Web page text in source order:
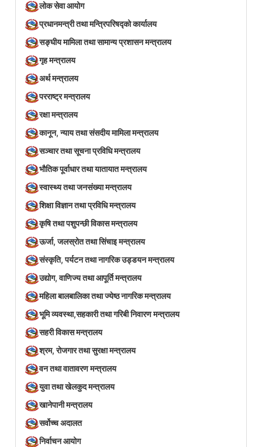
लोक सेवा आयोग
प्रधानमन्त्री तथा मन्त्रिपरिषद्को कार्यालय
सङ्घीय मामिला तथा सामान्य प्रशासन मन्त्रालय
गृह मन्त्रालय
अर्थ मन्त्रालय
परराष्ट्र मन्त्रालय
रक्षा मन्त्रालय
कानून, न्याय तथा संसदीय मामिला मन्त्रालय
सञ्‍चार तथा सूचना प्रविधि मन्त्रालय
भौतिक पूर्वाधार तथा यातायात मन्त्रालय
स्वास्थ्य तथा जनसंख्या मन्त्रालय
शिक्षा विज्ञान तथा प्रविधि मन्त्रालय
कृषि तथा पशुपन्छी विकास मन्त्रालय
ऊर्जा, जलस्रोत तथा सिंचाइ मन्त्रालय
संस्कृति, पर्यटन तथा नागरिक उड्डयन मन्त्रालय
उद्योग, वाणिज्य तथा आपूर्ति मन्त्रालय
महिला बालबालिका तथा ज्येष्ठ नागरिक मन्त्रालय
भूमि व्यवस्था,सहकारी तथा गरिबी निवारण मन्त्रालय
सहरी विकास मन्त्रालय
श्रम, रोजगार तथा सुरक्षा मन्त्रालय
वन तथा वातावरण मन्त्रालय
युवा तथा खेलकुद मन्त्रालय
खानेपानी मन्त्रालय
सर्वोच्च अदालत
निर्वाचन आयोग